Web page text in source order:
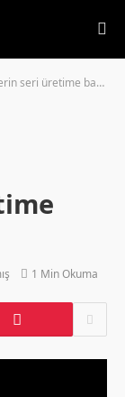
seri üretime başladı
1 Min Okuma